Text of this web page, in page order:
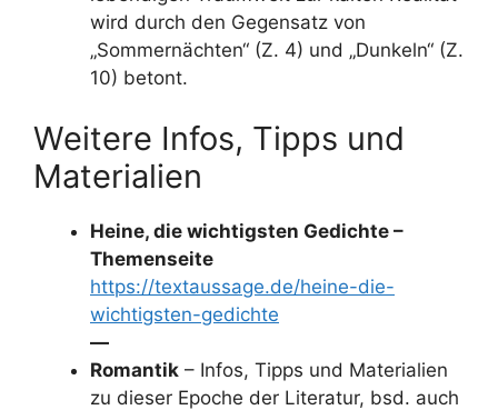
wird durch den Gegensatz von
„Sommernächten“ (Z. 4) und „Dunkeln“ (Z.
10) betont.
Weitere Infos, Tipps und
Materialien
Heine, die wichtigsten Gedichte –
Themenseite
https://textaussage.de/heine-die-
wichtigsten-gedichte
—
Romantik – Infos, Tipps und Materialien
zu dieser Epoche der Literatur, bsd. auch